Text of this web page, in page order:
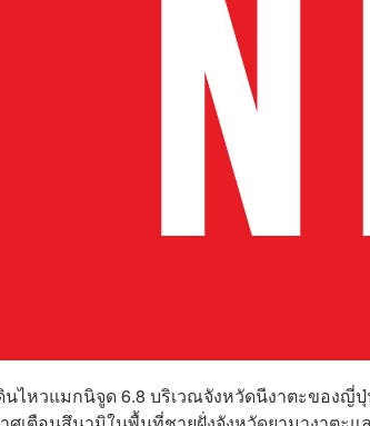
นไหวแมกนิจูด6.8 บริเวณจังหวัดนีงาตะของญี่